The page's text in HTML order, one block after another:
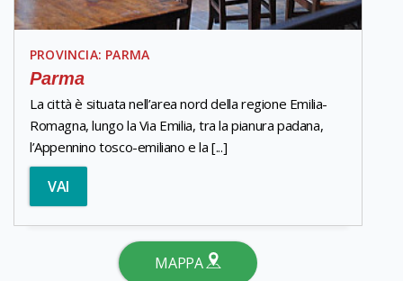
PROVINCIA: PARMA
Parma
La città è situata nell’area nord della regione Emilia-
Romagna, lungo la Via Emilia, tra la pianura padana,
l’Appennino tosco-emiliano e la [...]
VAI
MAPPA